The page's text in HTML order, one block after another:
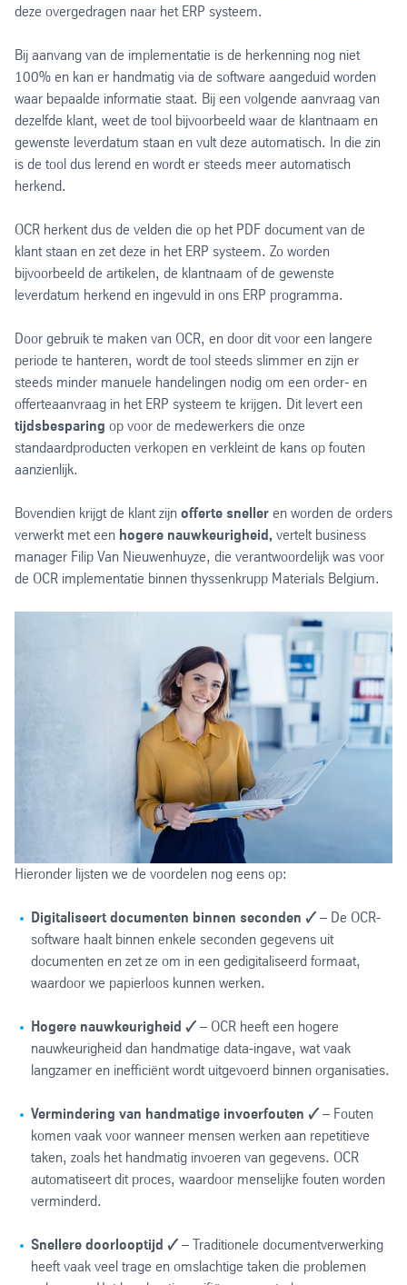
deze overgedragen naar het ERP systeem.
Bij aanvang van de implementatie is de herkenning nog niet
100% en kan er handmatig via de software aangeduid worden
waar bepaalde informatie staat. Bij een volgende aanvraag van
dezelfde klant, weet de tool bijvoorbeeld waar de klantnaam en
gewenste leverdatum staan en vult deze automatisch. In die zin
is de tool dus lerend en wordt er steeds meer automatisch
herkend.
OCR herkent dus de velden die op het PDF document van de
klant staan en zet deze in het ERP systeem. Zo worden
bijvoorbeeld de artikelen, de klantnaam of de gewenste
leverdatum herkend en ingevuld in ons ERP programma.
Door gebruik te maken van OCR, en door dit voor een langere
periode te hanteren, wordt de tool steeds slimmer en zijn er
steeds minder manuele handelingen nodig om een order- en
offerteaanvraag in het ERP systeem te krijgen. Dit levert een
tijdsbesparing op voor de medewerkers die onze
standaardproducten verkopen en verkleint de kans op fouten
aanzienlijk.
Bovendien krijgt de klant zijn offerte sneller en worden de orders
verwerkt met een hogere nauwkeurigheid, vertelt business
manager Filip Van Nieuwenhuyze, die verantwoordelijk was voor
de OCR implementatie binnen thyssenkrupp Materials Belgium.
Hieronder lijsten we de voordelen nog eens op:
Digitaliseert documenten binnen seconden 🗸– De OCR-
software haalt binnen enkele seconden gegevens uit
documenten en zet ze om in een gedigitaliseerd formaat,
waardoor we papierloos kunnen werken.
Hogere nauwkeurigheid 🗸– OCR heeft een hogere
nauwkeurigheid dan handmatige data-ingave, wat vaak
langzamer en inefficiënt wordt uitgevoerd binnen organisaties.
Vermindering van handmatige invoerfouten 🗸– Fouten
komen vaak voor wanneer mensen werken aan repetitieve
taken, zoals het handmatig invoeren van gegevens. OCR
automatiseert dit proces, waardoor menselijke fouten worden
verminderd.
Snellere doorlooptijd 🗸– Traditionele documentverwerking
heeft vaak veel trage en omslachtige taken die problemen